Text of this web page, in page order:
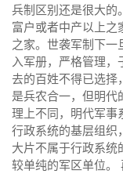
兵制区别还是很大的
富户或者中产以上之
之家。世袭军制下一
入军册，严格管理
去的百姓不得已选择
是兵农合一，但明代
理上不同，明代军事
行政系统的基层组织
大片不属于行政系统
较单纯的军区单位。